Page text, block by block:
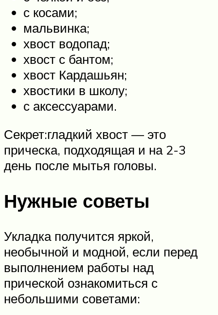
с косами;
мальвинка;
хвост водопад;
хвост с бантом;
хвост Кардашьян;
хвостики в школу;
с аксессуарами.
Секрет:гладкий хвост — это
прическа, подходящая и на 2-3
день после мытья головы.
Нужные советы
Укладка получится яркой,
необычной и модной, если перед
выполнением работы над
прической ознакомиться с
небольшими советами: